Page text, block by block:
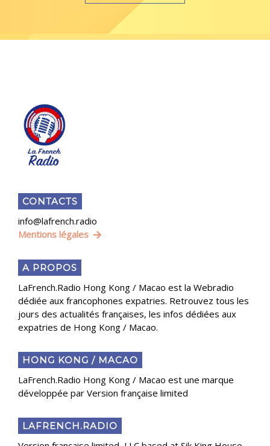
CONTACTS
info@lafrench.radio
Mentions légales
A PROPOS
LaFrench.Radio Hong Kong / Macao est la Webradio
dédiée aux francophones expatries. Retrouvez tous les
jours des actualités françaises, les infos dédiées aux
expatries de Hong Kong / Macao.
HONG KONG / MACAO
LaFrench.Radio Hong Kong / Macao est une marque
développée par Version française limited
LAFRENCH.RADIO